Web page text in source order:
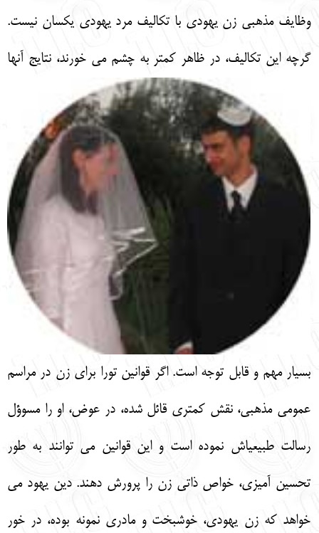
وظايف مذهبي زن يهودي با تكاليف مرد يهودي يكسان نيست.
گرچهاين تكاليف، در ظاهر كمتر به چشم مي خورند، نتايج آنها
بسيار مهم و قابل توجه است. اگر قوانين تورا براي زن در مراسم
عمومي مذهبي، نقش كمتري قائل شده، در عوض، او را مسوؤل
رسالت طبيعياش نموده است و اين قوانين مي توانند به طور
تحسين آميزي، خواص ذاتي زن را پرورش دهند. دين يهود مي
خواهد كه زن يهودي، خوشبخت و مادري نمونه بوده، در خور